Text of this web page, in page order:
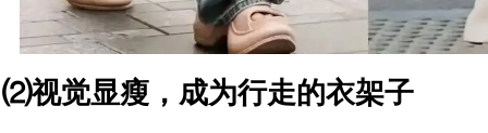
⑵视觉显瘦，成为行走的衣架子